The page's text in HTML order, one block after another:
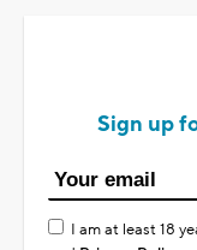
Sign up
I am at least 18